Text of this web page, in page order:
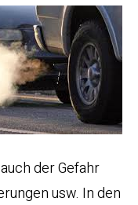
der Gefahr
usw. In den